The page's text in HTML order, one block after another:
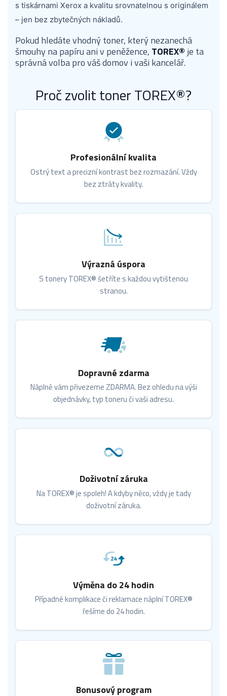
s tiskárnami Xerox a kvalitu srovnatelnou s originálem
– jen bez zbytečných nákladů.
Pokud hledáte vhodný toner, který nezanechá
šmouhy na papíru ani v peněžence, TOREX® je ta
správná volba pro váš domov i vaši kancelář.
Proč zvolit toner TOREX®?
Profesionální kvalita
Ostrý text a precizní kontrast bez rozmazání. Vždy
bez ztráty kvality.
Výrazná úspora
S tonery TOREX® šetříte s každou vytištenou
stranou.
Dopravné zdarma
Náplně vám přivezeme ZDARMA. Bez ohledu na výši
objednávky, typ toneru či vaši adresu.
Doživotní záruka
Na TOREX® je spoleh! A kdyby něco, vždy je tady
doživotní záruka.
Výměna do 24 hodin
Případné komplikace či reklamace náplní TOREX®
řešíme do 24 hodin.
Bonusový program